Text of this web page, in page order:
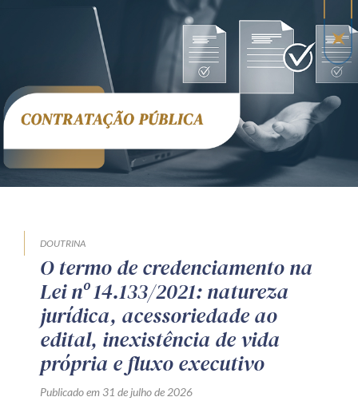
DOUTRINA
O termo de credenciamento na
Lei nº 14.133/2021: natureza
jurídica, acessoriedade ao
edital, inexistência de vida
própria e fluxo executivo
Publicado em 31 de julho de 2026